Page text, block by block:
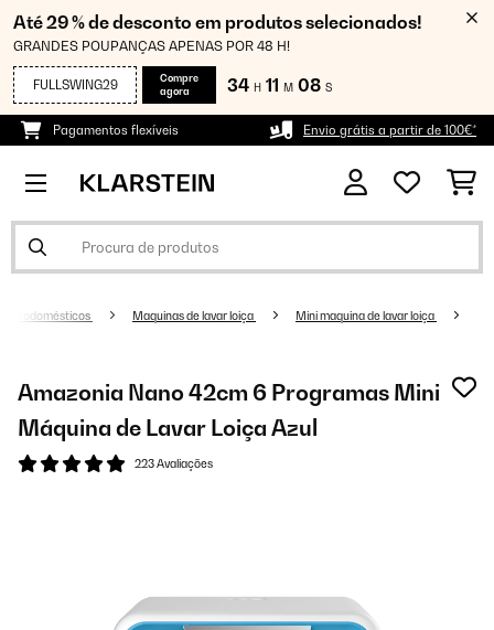
Até 29 % de desconto em produtos selecionados!
GRANDES POUPANÇAS APENAS POR 48 H!
FULLSWING29
Compre
agora
34 H 11 M 07 S
Pagamentos flexíveis Envio grátis a partir de 100€*
Eletrodomésticos Maquinas de lavar loiça Mini maquina de lavar loiça
Amazonia Nano 42cm 6 Programas Mini
Máquina de Lavar Loiça Azul
223 Avaliações